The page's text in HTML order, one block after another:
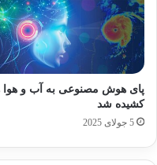
کیفی شبکه شاخص‌ها را
گفتیم که تا انتهای
رییس سازمان تنظیم
اعلام شده که سال
پای هوش مصنوعی به آب و هوا
کشیده شد
5 جولای 2025